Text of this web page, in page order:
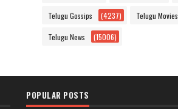
Telugu Gossips (4237) Telugu Movies
Telugu News (15006)
POPULAR POSTS